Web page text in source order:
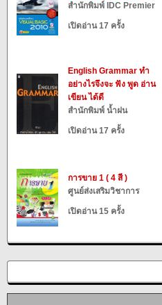
สำนักพิมพ์ IDC Premier
เปิดอ่าน 17 ครั้ง
English Grammar ทำ
อย่างไรจึงจะ ฟัง พูด อ่าน
เขียน ได้ดี
สำนักพิมพ์ น้ำฝน
เปิดอ่าน 17 ครั้ง
การขาย 1 ( 4 สี )
ศูนย์ส่งเสริมวิชาการ
เปิดอ่าน 15 ครั้ง